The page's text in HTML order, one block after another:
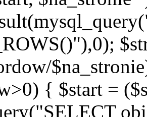
{ $start =